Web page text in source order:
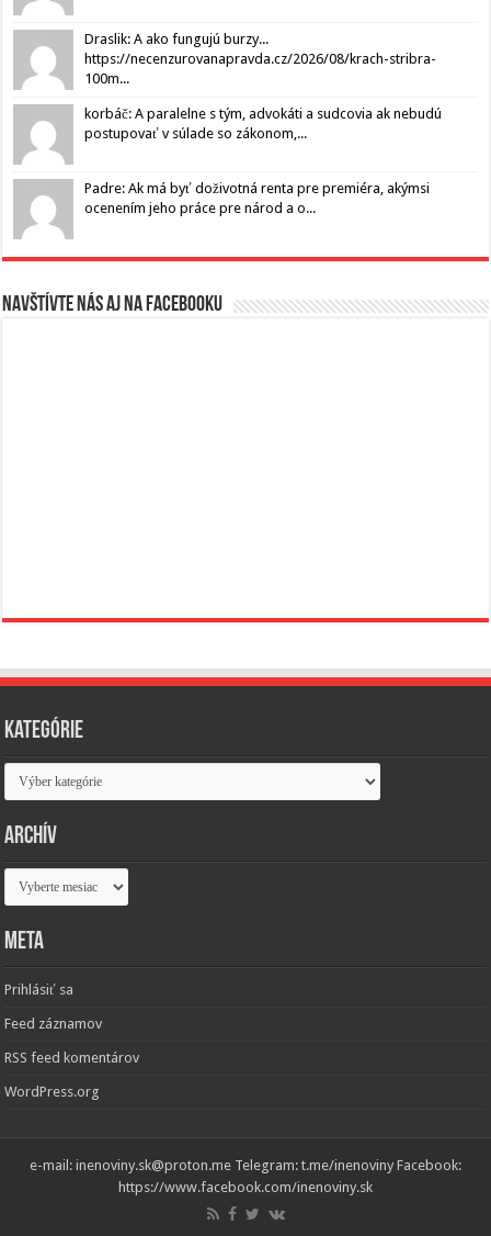
Draslik: A ako fungujú burzy...
https://necenzurovanapravda.cz/2026/08/krach-stribra-
100m...
korbáč: A paralelne s tým, advokáti a sudcovia ak nebudú
postupovať v súlade so zákonom,...
Padre: Ak má byť doživotná renta pre premiéra, akýmsi
ocenením jeho práce pre národ a o...
Navštívte nás aj na Facebooku
Kategórie
Kategórie
Archív
Archív
Meta
Prihlásiť sa
Feed záznamov
RSS feed komentárov
WordPress.org
e-mail: inenoviny.sk@proton.me Telegram: t.me/inenoviny Facebook:
https://www.facebook.com/inenoviny.sk